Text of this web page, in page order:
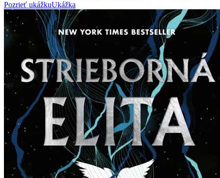
Pozrieť ukážkuUkážka